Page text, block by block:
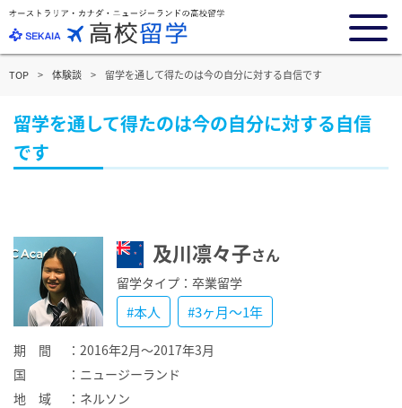
TOP 体験談 留学を通して得たのは今の自分に対する自信です
留学を通して得たのは今の自分に対する自信
です
及川凛々子さん
留学タイプ：卒業留学
#本人 #3ヶ月～1年
期 間
：2016年2月〜2017年3月
国
：ニュージーランド
地 域
：ネルソン